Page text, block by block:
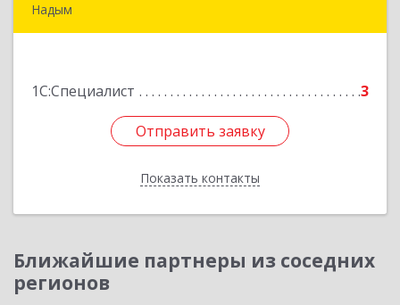
Надым
1С:Специалист 3
Отправить заявку
Показать контакты
Подробнее
Отправить заявку
Назад
Ближайшие партнеры из соседних
регионов